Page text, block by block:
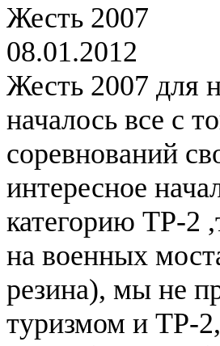
Жесть 2007
08.01.2012
Жесть 2007 для
началось все с
соревнований
интересное
категорию ТР-2
на военных
резина), мы не
туризмом и ТР-